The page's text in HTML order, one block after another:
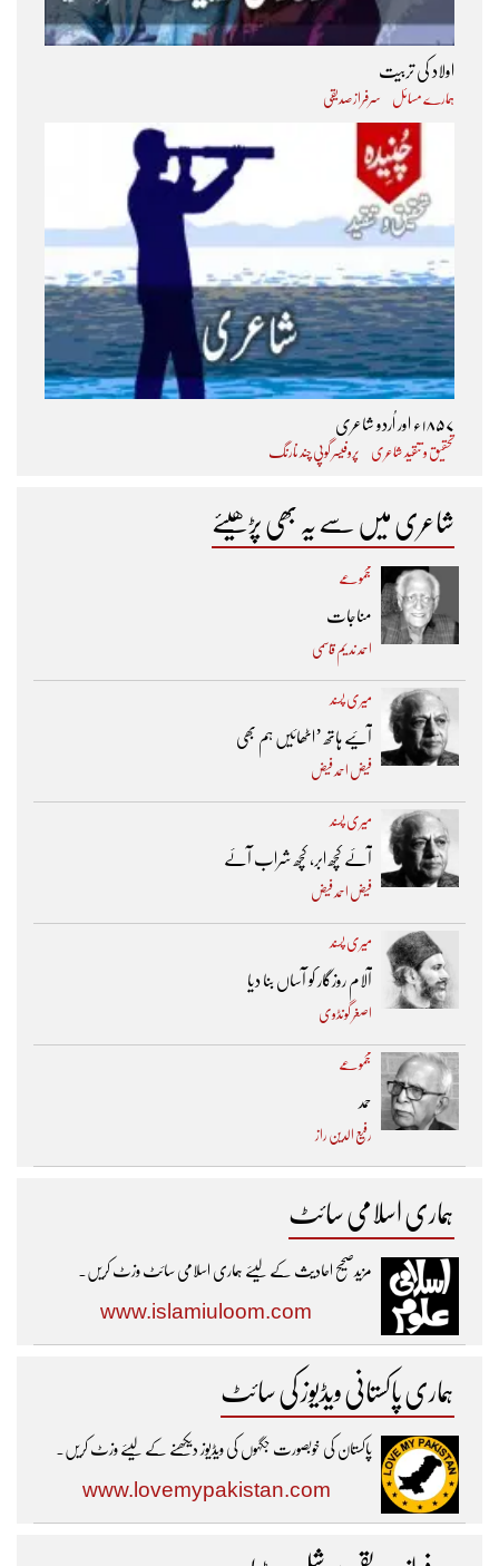
اولاد کی تربیت
ہمارے مسائل سرفراز صدیقی
۱۸۵۷ء اور اُردو شاعری
تحقیق و تنقید شاعری پروفیسر گوپی چند نارنگ
شاعری میں سے یہ بھی پڑھیئے
مجموعے
مناجات
احمد ندیم قاسمی
میری پسند
آئیے ہاتھ ’اٹھائیں ہم بھی
فیض احمد فیض
میری پسند
آئے کچھ ابر، کچھ شراب آئے
فیض احمد فیض
میری پسند
آلام روزگار کو آساں بنا دیا
اصغر گونڈوی
مجموعے
حمد
رفیع الدین راز
ہماری اسلامی سائٹ
مزیدصحیح احادیث کے لیئے ہماری اسلامی سائٹ وزٹ کریں۔
www.islamiuloom.com
ہماری پاکستانی ویڈیوز کی سائٹ
پاکستان کی خوبصورت جگہوں کی ویڈیوز دیکھنے کے لیئے وزٹ کریں۔
www.lovemypakistan.com